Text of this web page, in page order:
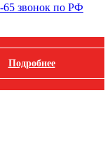
65 звонок по РФ
Подробнее